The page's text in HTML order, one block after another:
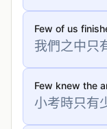
Few of us
我們之中只
Few knew the
小考時只有